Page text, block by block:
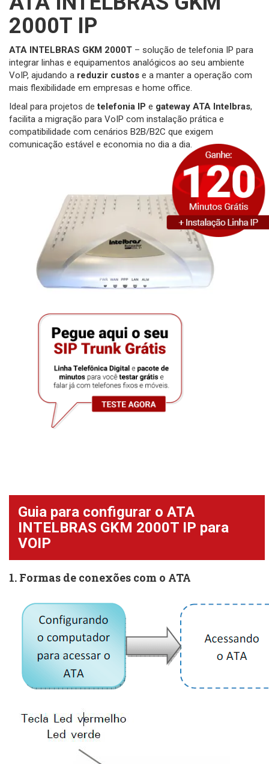
2000T IP
ATA INTELBRAS GKM 2000T – solução de telefonia IP para
integrar linhas e equipamentos analógicos ao seu ambiente
VoIP, ajudando a reduzir custos e a manter a operação com
mais flexibilidade em empresas e home office.
Ideal para projetos detelefonia IP e gateway ATA Intelbras,
facilita a migração para VoIP com instalação prática e
compatibilidade com cenários B2B/B2C que exigem
comunicação estável e economia no dia a dia.
Guia para configurar o ATA
INTELBRAS GKM 2000T IP para
VOIP
1. Formas de conexões com o ATA